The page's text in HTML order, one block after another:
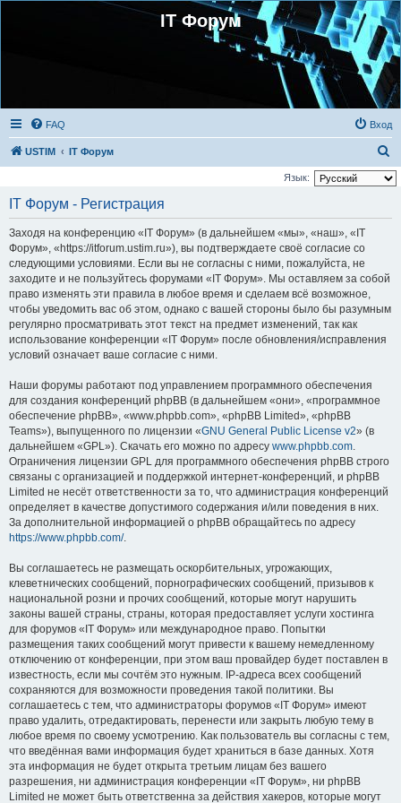
IT Форум
FAQ Вход
USTIM IT Форум
о
Язык:
IT Форум - Регистрация
Заходя на конференцию «IT Форум» (в дальнейшем «мы», «наш», «IT
Форум», «https://itforum.ustim.ru»), вы подтверждаете своё согласие со
следующими условиями. Если вы не согласны с ними, пожалуйста, не
заходите и не пользуйтесь форумами «IT Форум». Мы оставляем за собой
право изменять эти правила в любое время и сделаем всё возможное,
чтобы уведомить вас об этом, однако с вашей стороны было бы разумным
регулярно просматривать этот текст на предмет изменений, так как
использование конференции «IT Форум» после обновления/исправления
условий означает ваше согласие с ними.
Наши форумы работают под управлением программного обеспечения
для создания конференций phpBB (в дальнейшем «они», «программное
обеспечение phpBB», «www.phpbb.com», «phpBB Limited», «phpBB
Teams»), выпущенного по лицензии «GNU General Public License v2» (в
дальнейшем «GPL»). Скачать его можно по адресу www.phpbb.com.
Ограничения лицензии GPL для программного обеспечения phpBB строго
связаны с организацией и поддержкой интернет-конференций, и phpBB
Limited не несёт ответственности за то, что администрация конференций
определяет в качестве допустимого содержания и/или поведения в них.
За дополнительной информацией о phpBB обращайтесь по адресу
https://www.phpbb.com/.
Вы соглашаетесь не размещать оскорбительных, угрожающих,
клеветнических сообщений, порнографических сообщений, призывов к
национальной розни и прочих сообщений, которые могут нарушить
законы вашей страны, страны, которая предоставляет услуги хостинга
для форумов «IT Форум» или международное право. Попытки
размещения таких сообщений могут привести к вашему немедленному
отключению от конференции, при этом ваш провайдер будет поставлен в
известность, если мы сочтём это нужным. IP-адреса всех сообщений
сохраняются для возможности проведения такой политики. Вы
соглашаетесь с тем, что администраторы форумов «IT Форум» имеют
право удалить, отредактировать, перенести или закрыть любую тему в
любое время по своему усмотрению. Как пользователь вы согласны с тем,
что введённая вами информация будет храниться в базе данных. Хотя
эта информация не будет открыта третьим лицам без вашего
разрешения, ни администрация конференции «IT Форум», ни phpBB
Limited не может быть ответственна за действия хакеров, которые могут